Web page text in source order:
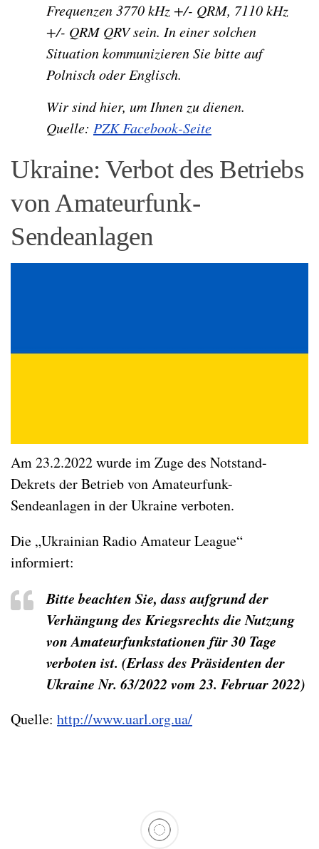
Frequenzen 3770 kHz +/- QRM, 7110 kHz
+/- QRM QRV sein. In einer solchen
Situation kommunizieren Sie bitte auf
Polnisch oder Englisch.
Wir sind hier, um Ihnen zu dienen.
Quelle: PZK Facebook-Seite
Ukraine: Verbot des Betriebs
von Amateurfunk-
Sendeanlagen
Am 23.2.2022 wurde im Zuge des Notstand-
Dekrets der Betrieb von Amateurfunk-
Sendeanlagen in der Ukraine verboten.
Die „Ukrainian Radio Amateur League“
informiert:
Bitte beachten Sie, dass aufgrund der
Verhängung des Kriegsrechts die Nutzung
von Amateurfunkstationen für 30 Tage
verboten ist. (Erlass des Präsidenten der
Ukraine Nr. 63/2022 vom 23. Februar 2022)
Quelle: http://www.uarl.org.ua/